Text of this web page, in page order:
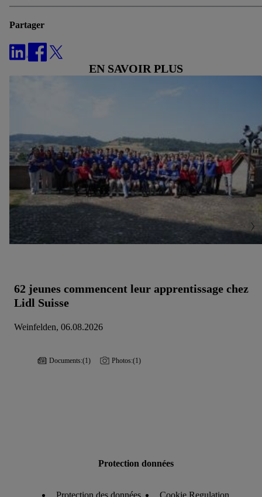
Partager
EN SAVOIR PLUS
62 jeunes commencent leur apprentissage chez
Lidl Suisse
Weinfelden, 06.08.2026
Documents:(1) Photos:(1)
Protection données
Protection des données Cookie Regulation